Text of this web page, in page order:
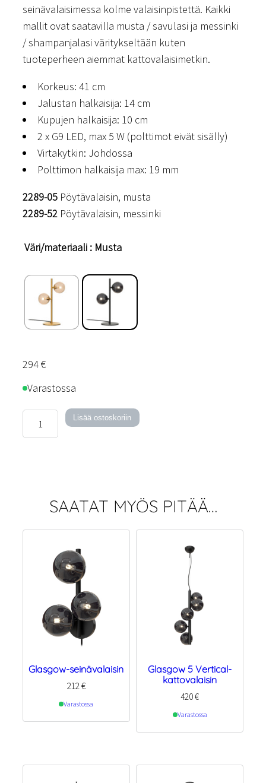
seinävalaisimessa kolme valaisinpistettä. Kaikki
mallit ovat saatavilla musta / savulasi ja messinki
/ shampanjalasi väritykseltään kuten
tuoteperheen aiemmat kattovalaisimetkin.
Korkeus: 41 cm
Jalustan halkaisija: 14 cm
Kupujen halkaisija: 10 cm
2 x G9 LED, max 5 W (polttimot eivät sisälly)
Virtakytkin: Johdossa
Polttimon halkaisija max: 19 mm
2289-05 Pöytävalaisin, musta
2289-52 Pöytävalaisin, messinki
Väri/materiaali : Musta
294€
Varastossa
pöytävalaisin
Lisää ostoskoriin
SAATAT MYÖS PITÄÄ…
Glasgow-seinävalaisin
212€
Varastossa
Glasgow 5 Vertical-
kattovalaisin
420€
Varastossa